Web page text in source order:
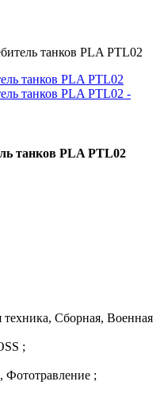
танков PLA PTL02
танков PLA PTL02
Сборная, Военная
;
Фототравление ;